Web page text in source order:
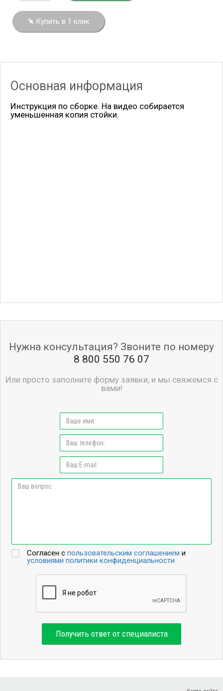
Купить в 1 клик
Основная информация
Инструкция по сборке. На видео собирается
уменьшенная копия стойки.
Нужна консультация? Звоните по номеру
8 800 550 76 07
Или просто заполните форму заявки, и мы свяжемся с
вами!
Согласен спользовательским соглашением и
условиями политики конфиденциальности
Получить ответ от специалиста